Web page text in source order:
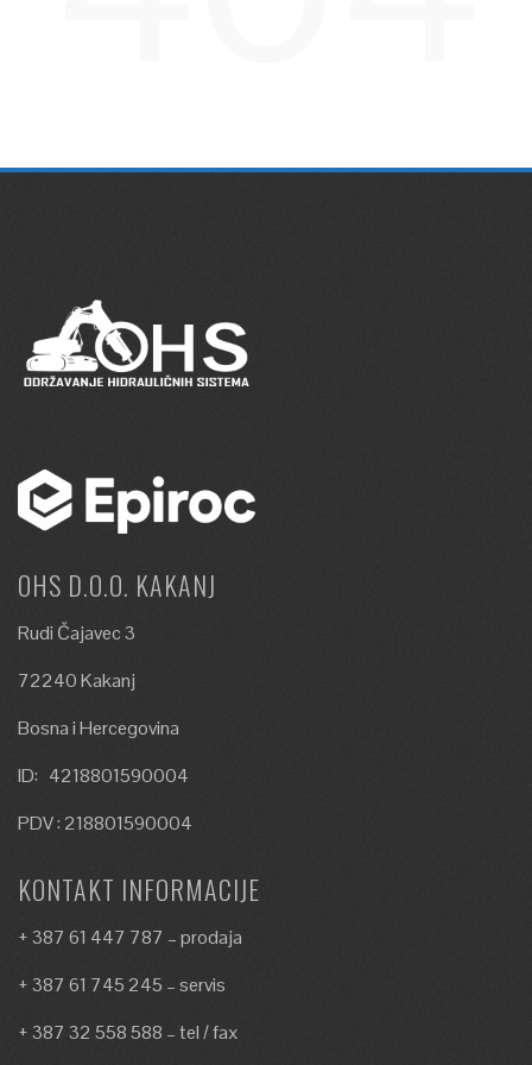
OHS D.O.O. KAKANJ
Rudi Čajavec 3
72240 Kakanj
Bosna i Hercegovina
ID: 4218801590004
PDV : 218801590004
KONTAKT INFORMACIJE
+ 387 61 447 787 – prodaja
+ 387 61 745 245 – servis
+ 387 32 558 588 – tel / fax